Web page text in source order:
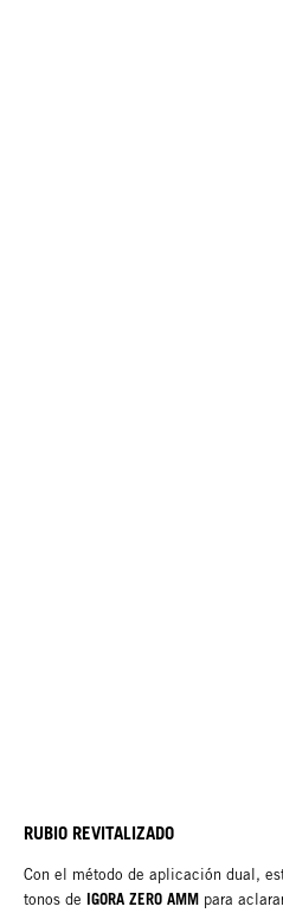
RUBIO REVITALIZADO
Con el método de aplicación dual,
tonos de IGORA ZERO AMM para